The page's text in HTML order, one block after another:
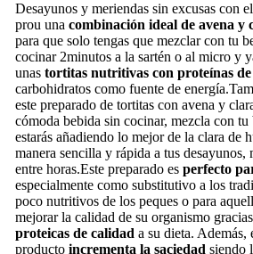
Desayunos y meriendas sin excusas con
prou una combinación ideal de avena y
para que solo tengas que mezclar con tu
cocinar 2minutos a la sartén o al micro y
unas tortitas nutritivas con proteínas
carbohidratos como fuente de
este preparado de tortitas con avena y
cómoda bebida sin cocinar, mezcla con
estarás añadiendo lo mejor de la clara de
manera sencilla y rápida a tus desayunos,
entre horas.Este preparado es perfecto
especialmente como substitutivo a los
poco nutritivos de los peques o para
mejorar la calidad de su organismo
proteicas de calidada su dieta. Además,
producto incrementa la saciedadsiendo